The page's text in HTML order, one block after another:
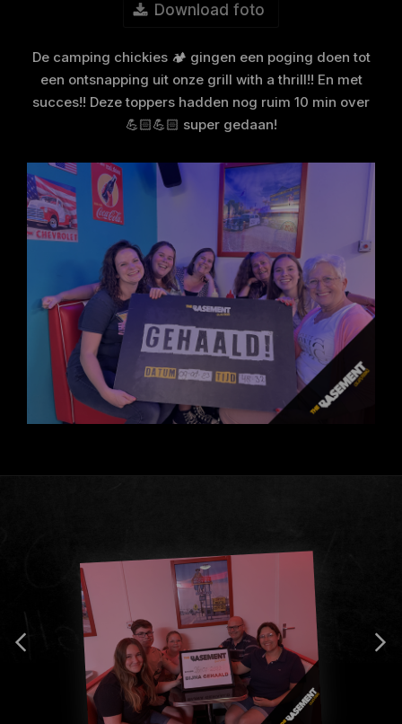
Download foto
De camping chickies 🏕️ gingen een poging doen tot
een ontsnapping uit onze grill with a thrill!! En met
succes!! Deze toppers hadden nog ruim 10 min over
💪🏻💪🏻 super gedaan!